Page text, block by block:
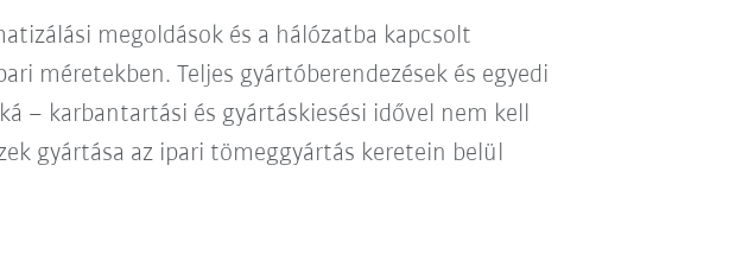
megoldások és a hálózatba kapcsolt
méretekben. Teljes gyártóberendezések és egyedi
– karbantartási és gyártáskiesési idővel nem kell
gyártása az ipari tömeggyártás keretein belül